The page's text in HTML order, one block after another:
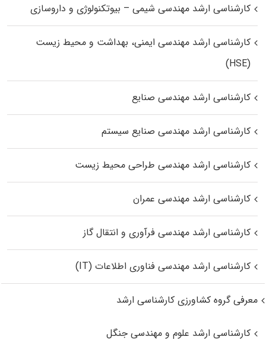
کارشناسی ارشد مهندسی شیمی – بیوتکنولوژی و داروسازی
کارشناسی ارشد مهندسی ایمنی، بهداشت و محیط زیست
(HSE)
کارشناسی ارشد مهندسی صنایع
کارشناسی ارشد مهندسی صنایع سیستم
کارشناسی ارشد مهندسی طراحی محیط زیست
کارشناسی ارشد مهندسی عمران
کارشناسی ارشد مهندسی فرآوری و انتقال گاز
کارشناسی ارشد مهندسی فناوری اطلاعات (IT)
معرفی گروه کشاورزی کارشناسی ارشد
کارشناسی ارشد علوم و مهندسی جنگل